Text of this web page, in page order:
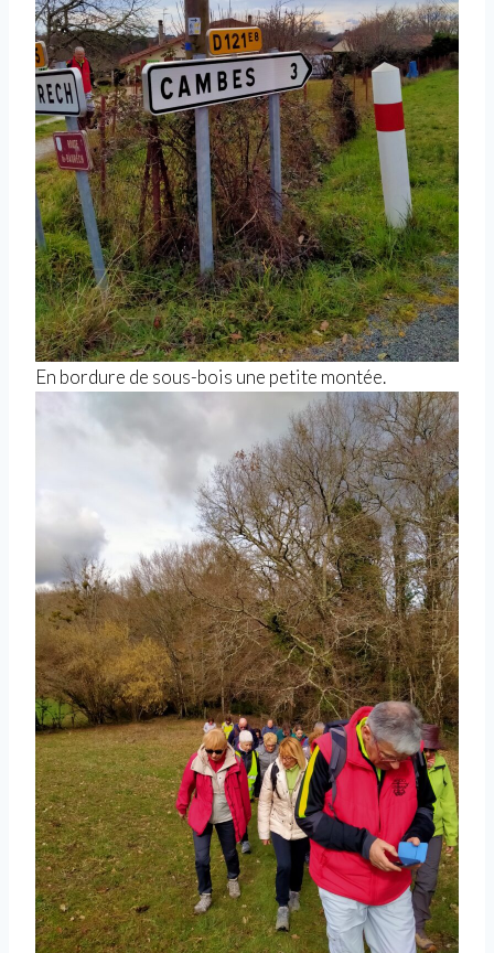
En bordure de sous-bois une petite montée.